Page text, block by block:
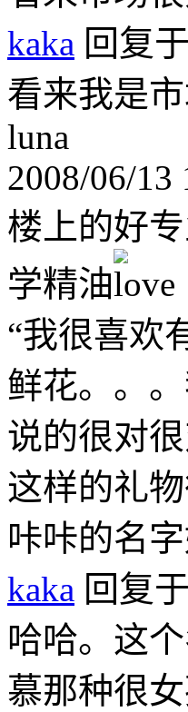
kaka 回复
看来我是
luna
2008/06/13
楼上的好
学精油
“我很喜欢
鲜花。。
说的很对很
这样的礼
咔咔的名
kaka 回复
哈哈。这
慕那种很女